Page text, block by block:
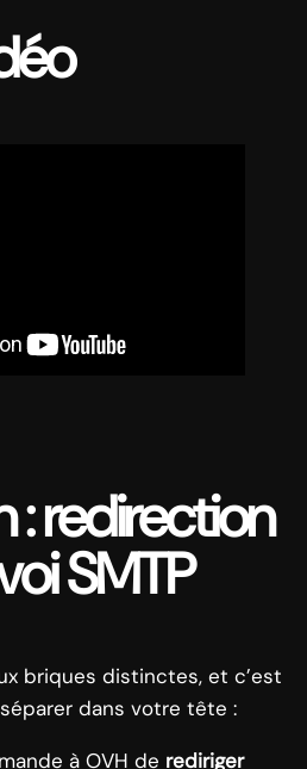
: redirection
SMTP
briques distinctes, et c’est
dans votre tête :
à OVH de rediriger